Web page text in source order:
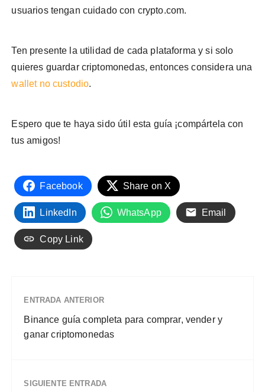
usuarios tengan cuidado con crypto.com.
Ten presente la utilidad de cada plataforma y si solo
quieres guardar criptomonedas, entonces considera una
wallet no custodio.
Espero que te haya sido útil esta guía ¡compártela con
tus amigos!
Facebook Share on X
LinkedIn WhatsApp Email
Copy Link
ENTRADA ANTERIOR
Binance guía completa para comprar, vender y
ganar criptomonedas
SIGUIENTE ENTRADA